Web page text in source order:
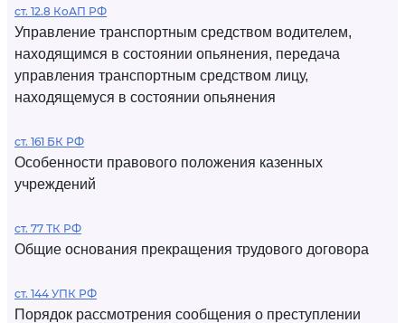
ст. 12.8 КоАП РФ
Управление транспортным средством водителем,
находящимся в состоянии опьянения, передача
управления транспортным средством лицу,
находящемуся в состоянии опьянения
ст. 161 БК РФ
Особенности правового положения казенных
учреждений
ст. 77 ТК РФ
Общие основания прекращения трудового договора
ст. 144 УПК РФ
Порядок рассмотрения сообщения о преступлении